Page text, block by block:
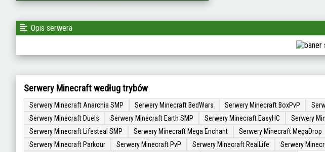
Opis serwera
Serwery Minecraft według trybów
Serwery Minecraft Anarchia SMP Serwery Minecraft BedWars Serwery Minecraft BoxPvP
Serwery Minecraft Duels
Serwery Minecraft Earth SMP Serwery Minecraft EasyHC Serwery
Serwery Minecraft Lifesteal SMP
Serwery Minecraft Mega Enchant Serwery Minecraft MegaDrop
Serwery Minecraft Parkour
Serwery Minecraft PvP Serwery Minecraft RealLife Serwery